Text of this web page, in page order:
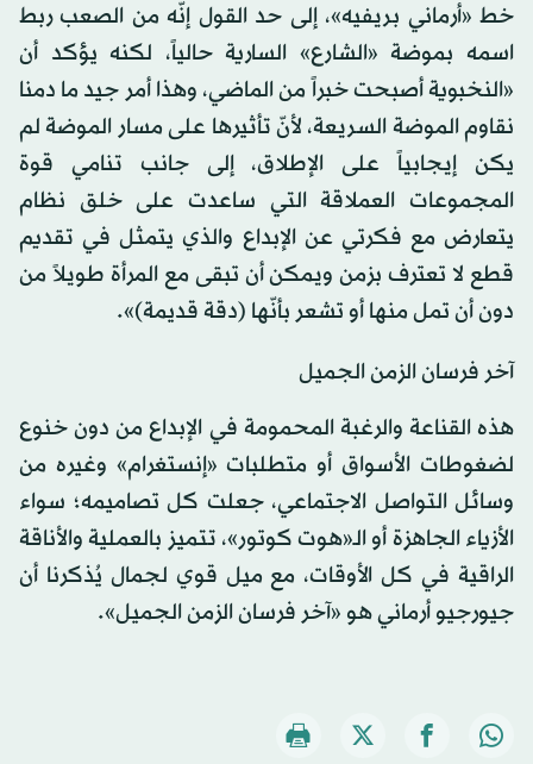
خط «أرماني بريفيه»، إلى حد القول إنّه من الصعب ربط
اسمه بموضة «الشارع» السارية حالياً، لكنه يؤكد أن
«النخبوية أصبحت خبراً من الماضي، وهذا أمر جيد ما دمنا
نقاوم الموضة السريعة، لأنّ تأثيرها على مسار الموضة لم
يكن إيجابياً على الإطلاق، إلى جانب تنامي قوة
المجموعات العملاقة التي ساعدت على خلق نظام
يتعارض مع فكرتي عن الإبداع والذي يتمثل في تقديم
قطع لا تعترف بزمن ويمكن أن تبقى مع المرأة طويلاً من
دون أن تمل منها أو تشعر بأنّها (دقة قديمة)».
آخر فرسان الزمن الجميل
هذه القناعة والرغبة المحمومة في الإبداع من دون خنوع
لضغوطات الأسواق أو متطلبات «إنستغرام» وغيره من
وسائل التواصل الاجتماعي، جعلت كل تصاميمه؛ سواء
الأزياء الجاهزة أو الـ«هوت كوتور»، تتميز بالعملية والأناقة
الراقية في كل الأوقات، مع ميل قوي لجمال يُذكرنا أن
جيورجيو أرماني هو «آخر فرسان الزمن الجميل».